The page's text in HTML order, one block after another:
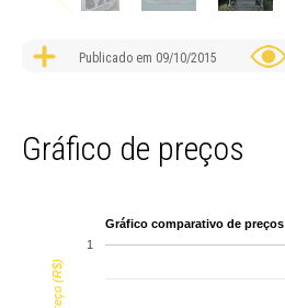
Publicado em 09/10/2015
Gráfico de preços
Gráfico comparativo de preços
1